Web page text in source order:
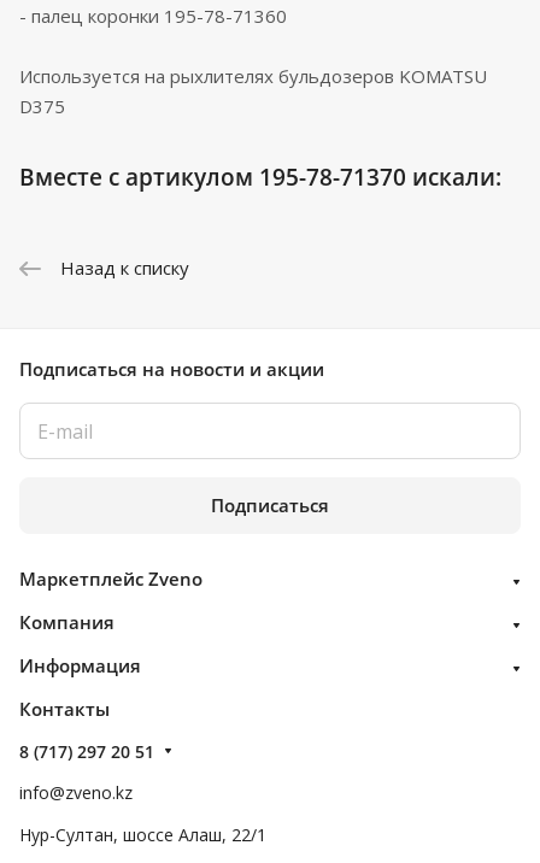
- палец коронки 195-78-71360
Используется на рыхлителях бульдозеров KOMATSU
D375
Вместе с артикулом 195-78-71370 искали:
Назад к списку
Подписаться на новости и акции
Подписаться
Маркетплейс Zveno
Компания
Информация
Контакты
8 (717) 297 20 51
info@zveno.kz
Нур-Султан, шоссе Алаш, 22/1